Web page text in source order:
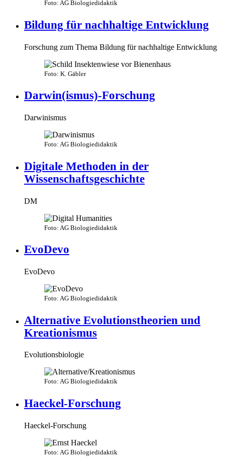
Foto: AG Biologiedidaktik
Bildung für nachhaltige Entwicklung
Forschung zum Thema Bildung für nachhaltige Entwicklung
Foto: K. Gäbler
Darwin(ismus)-Forschung
Darwinismus
Foto: AG Biologiedidaktik
Digitale Methoden in der
Wissenschaftsgeschichte
DM
Foto: AG Biologiedidaktik
EvoDevo
EvoDevo
Foto: AG Biologiedidaktik
Alternative Evolutionstheorien und
Kreationismus
Evolutionsbiologie
Foto: AG Biologiedidaktik
Haeckel-Forschung
Haeckel-Forschung
Foto: AG Biologiedidaktik